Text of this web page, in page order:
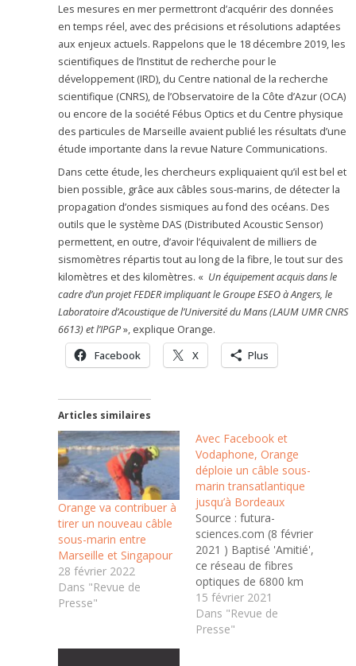
Les mesures en mer permettront d’acquérir des données
en temps réel, avec des précisions et résolutions adaptées
aux enjeux actuels. Rappelons que le 18 décembre 2019, les
scientifiques de l’Institut de recherche pour le
développement (IRD), du Centre national de la recherche
scientifique (CNRS), de l’Observatoire de la Côte d’Azur (OCA)
ou encore de la société Fébus Optics et du Centre physique
des particules de Marseille avaient publié les résultats d’une
étude importante dans la revue Nature Communications.
Dans cette étude, les chercheurs expliquaient qu’il est bel et
bien possible, grâce aux câbles sous-marins, de détecter la
propagation d’ondes sismiques au fond des océans. Des
outils que le système DAS (Distributed Acoustic Sensor)
permettent, en outre, d’avoir l’équivalent de milliers de
sismomètres répartis tout au long de la fibre, le tout sur des
kilomètres et des kilomètres. « Un équipement acquis dans le
cadre d’un projet FEDER impliquant le Groupe ESEO à Angers, le
Laboratoire d’Acoustique de l’Université du Mans (LAUM UMR CNRS
6613) et l’IPGP», explique Orange.
Facebook X Plus
Articles similaires
Orange va contribuer à
tirer un nouveau câble
sous-marin entre
Marseille et Singapour
28 février 2022
Dans "Revue de
Presse"
Avec Facebook et
Vodaphone, Orange
déploie un câble sous-
marin transatlantique
jusqu’à Bordeaux
Source : futura-
sciences.com (8 février
2021 ) Baptisé 'Amitié',
ce réseau de fibres
optiques de 6800 km
de long assurera une
connexion entre l'Etat
du Massachusetts et la
15 février 2021
Dans "Revue de
Presse"